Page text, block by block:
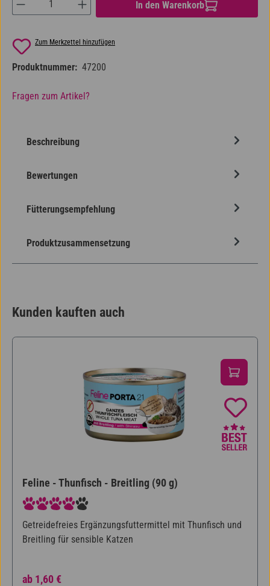
In den Warenkorb
Zum Merkzettel hinzufügen
Produktnummer: 47200
Fragen zum Artikel?
Beschreibung
Bewertungen
Fütterungsempfehlung
Produktzusammensetzung
Kunden kauften auch
Feline - Thunfisch - Breitling (90 g)
Durchschnittliche Bewertung von 4 von 5 Sternen
Getreidefreies Ergänzungsfuttermittel mit Thunfisch und
Breitling für sensible Katzen
Regulärer Preis:
ab 1,60 €